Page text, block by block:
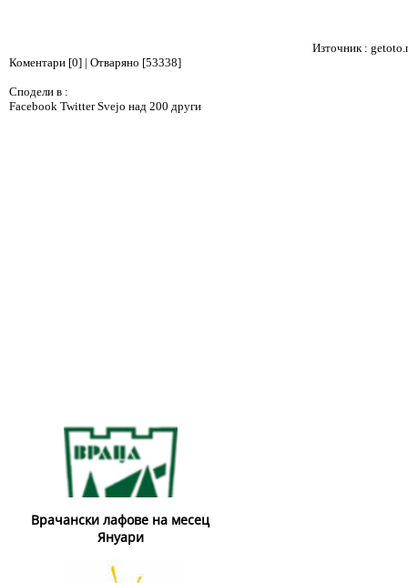
Източник :
Коментари [0] | Отваряно [53338]
Сподели в :
Facebook TwitterSvejo над 200 други
Врачански лафове на месец
Януари